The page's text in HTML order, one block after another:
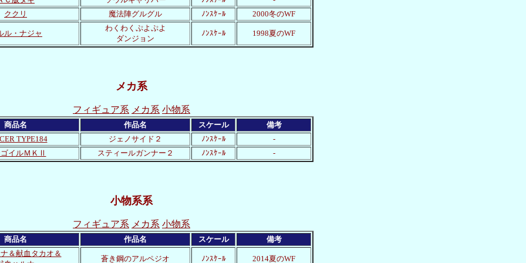
ククリ
魔法陣グルグル ﾉﾝｽｹｰﾙ 2000冬のWF
ル・ナジャ
わくわくぷよぷよ
ダンジョン
ﾉﾝｽｹｰﾙ 1998夏のWF
メカ系
フィギュア系 メカ系 小物系
商品名 作品名 スケール
備考
TYPE184
ジェノサイド２ ﾉﾝｽｹｰﾙ
-
イルＭＫⅡ
スティールガンナー２ ﾉﾝｽｹｰﾙ -
小物系系
フィギュア系 メカ系 小物系
商品名 作品名 スケール
備考
＆献血タカオ＆
蒼き鋼のアルペジオ ﾉﾝｽｹｰﾙ 2014夏のWF